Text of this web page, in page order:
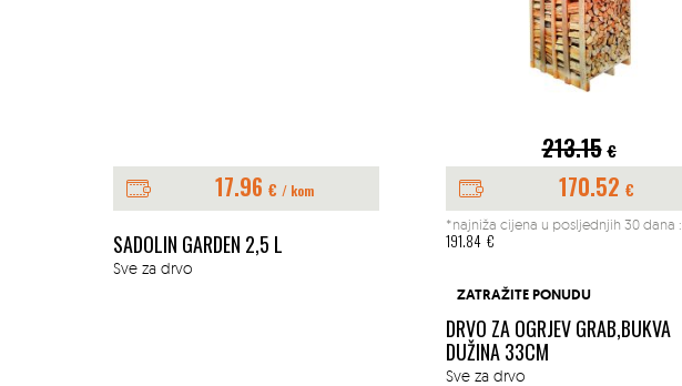
17.96 € / kom
SADOLIN GARDEN 2,5 L
Sve za drvo
213.15 €
170.52 €
*najniža cijena u posljednjih 30 dana :
191.84 €
ZATRAŽITE PONUDU
DRVO ZA OGRJEV GRAB,BUKVA
DUŽINA 33CM
Sve za drvo